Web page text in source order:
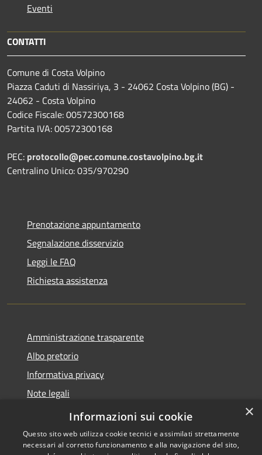
Eventi
CONTATTI
Comune di Costa Volpino
Piazza Caduti di Nassiriya, 3 - 24062 Costa Volpino (BG) -
24062 - Costa Volpino
Codice Fiscale: 00572300168
Partita IVA: 00572300168
PEC: protocollo@pec.comune.costavolpino.bg.it
Centralino Unico: 035/970290
Prenotazione appuntamento
Segnalazione disservizio
Leggi le FAQ
Richiesta assistenza
Amministrazione trasparente
Albo pretorio
Informativa privacy
Note legali
Dichiarazione di accessibilità
×
Informazioni sui cookie
Questo sito web utilizza cookie tecnici e assimilati strettamente
necessari al corretto funzionamento e alla navigazione del sito,